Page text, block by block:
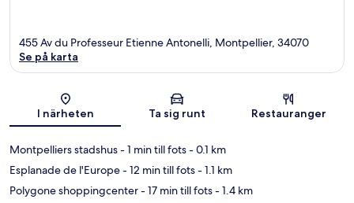
Karta
455 Av du Professeur Etienne Antonelli, Montpellier, 34070
Se på karta
I närheten Ta sig runt Restauranger
Montpelliers stadshus- 1 min till fots- 0.1 km
Esplanade de l'Europe- 12 min till fots- 1.1 km
Polygone shoppingcenter- 17 min till fots- 1.4 km